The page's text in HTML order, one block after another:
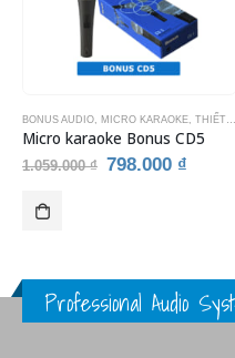
BỊ KARAOKE
BONUS AUDIO MICRO KARAOKE THIẾT BỊ KARAOKE
Micro karaoke Bonus CD5
1.059.000₫ Giá
798.000 ₫Giá
Professional Audio